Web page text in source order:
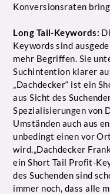
Konversionsraten
Long Tail-Keywords:
Keywords sind
mehr Begriffen. Sie
Suchintention klarer
„Dachdecker“ ist ein
aus Sicht des
Spezialisierungen von
Umständen auch aus
unbedingt einen vor
wird.„Dachdecker
ein Short Tail Profit-
des Suchenden sind
immer noch, dass alle